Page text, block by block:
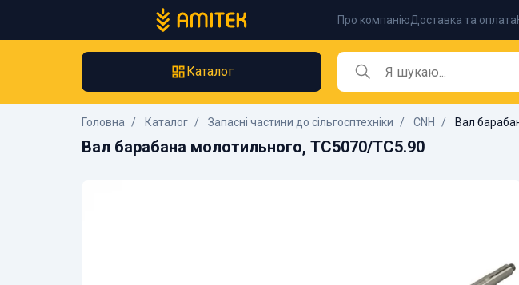
Про компаніюДоставка та оплата
Каталог
Головна Каталог Запасні частини до сільгосптехніки CNH Вал
Вал барабана молотильного, TC5070/TC5.90